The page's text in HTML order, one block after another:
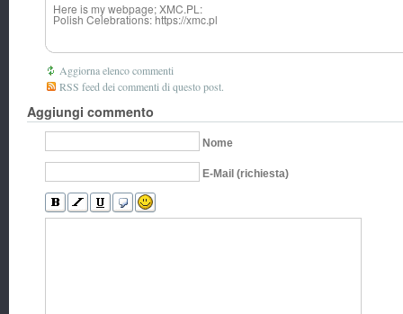
Here is my webpage; XMC.PL:
Рolish Celebratіons: https://xmc.pl
Aggiorna elenco commenti
RSS feed dei commenti di questo post.
Aggiungi commento
Nome
E-Mail (richiesta)